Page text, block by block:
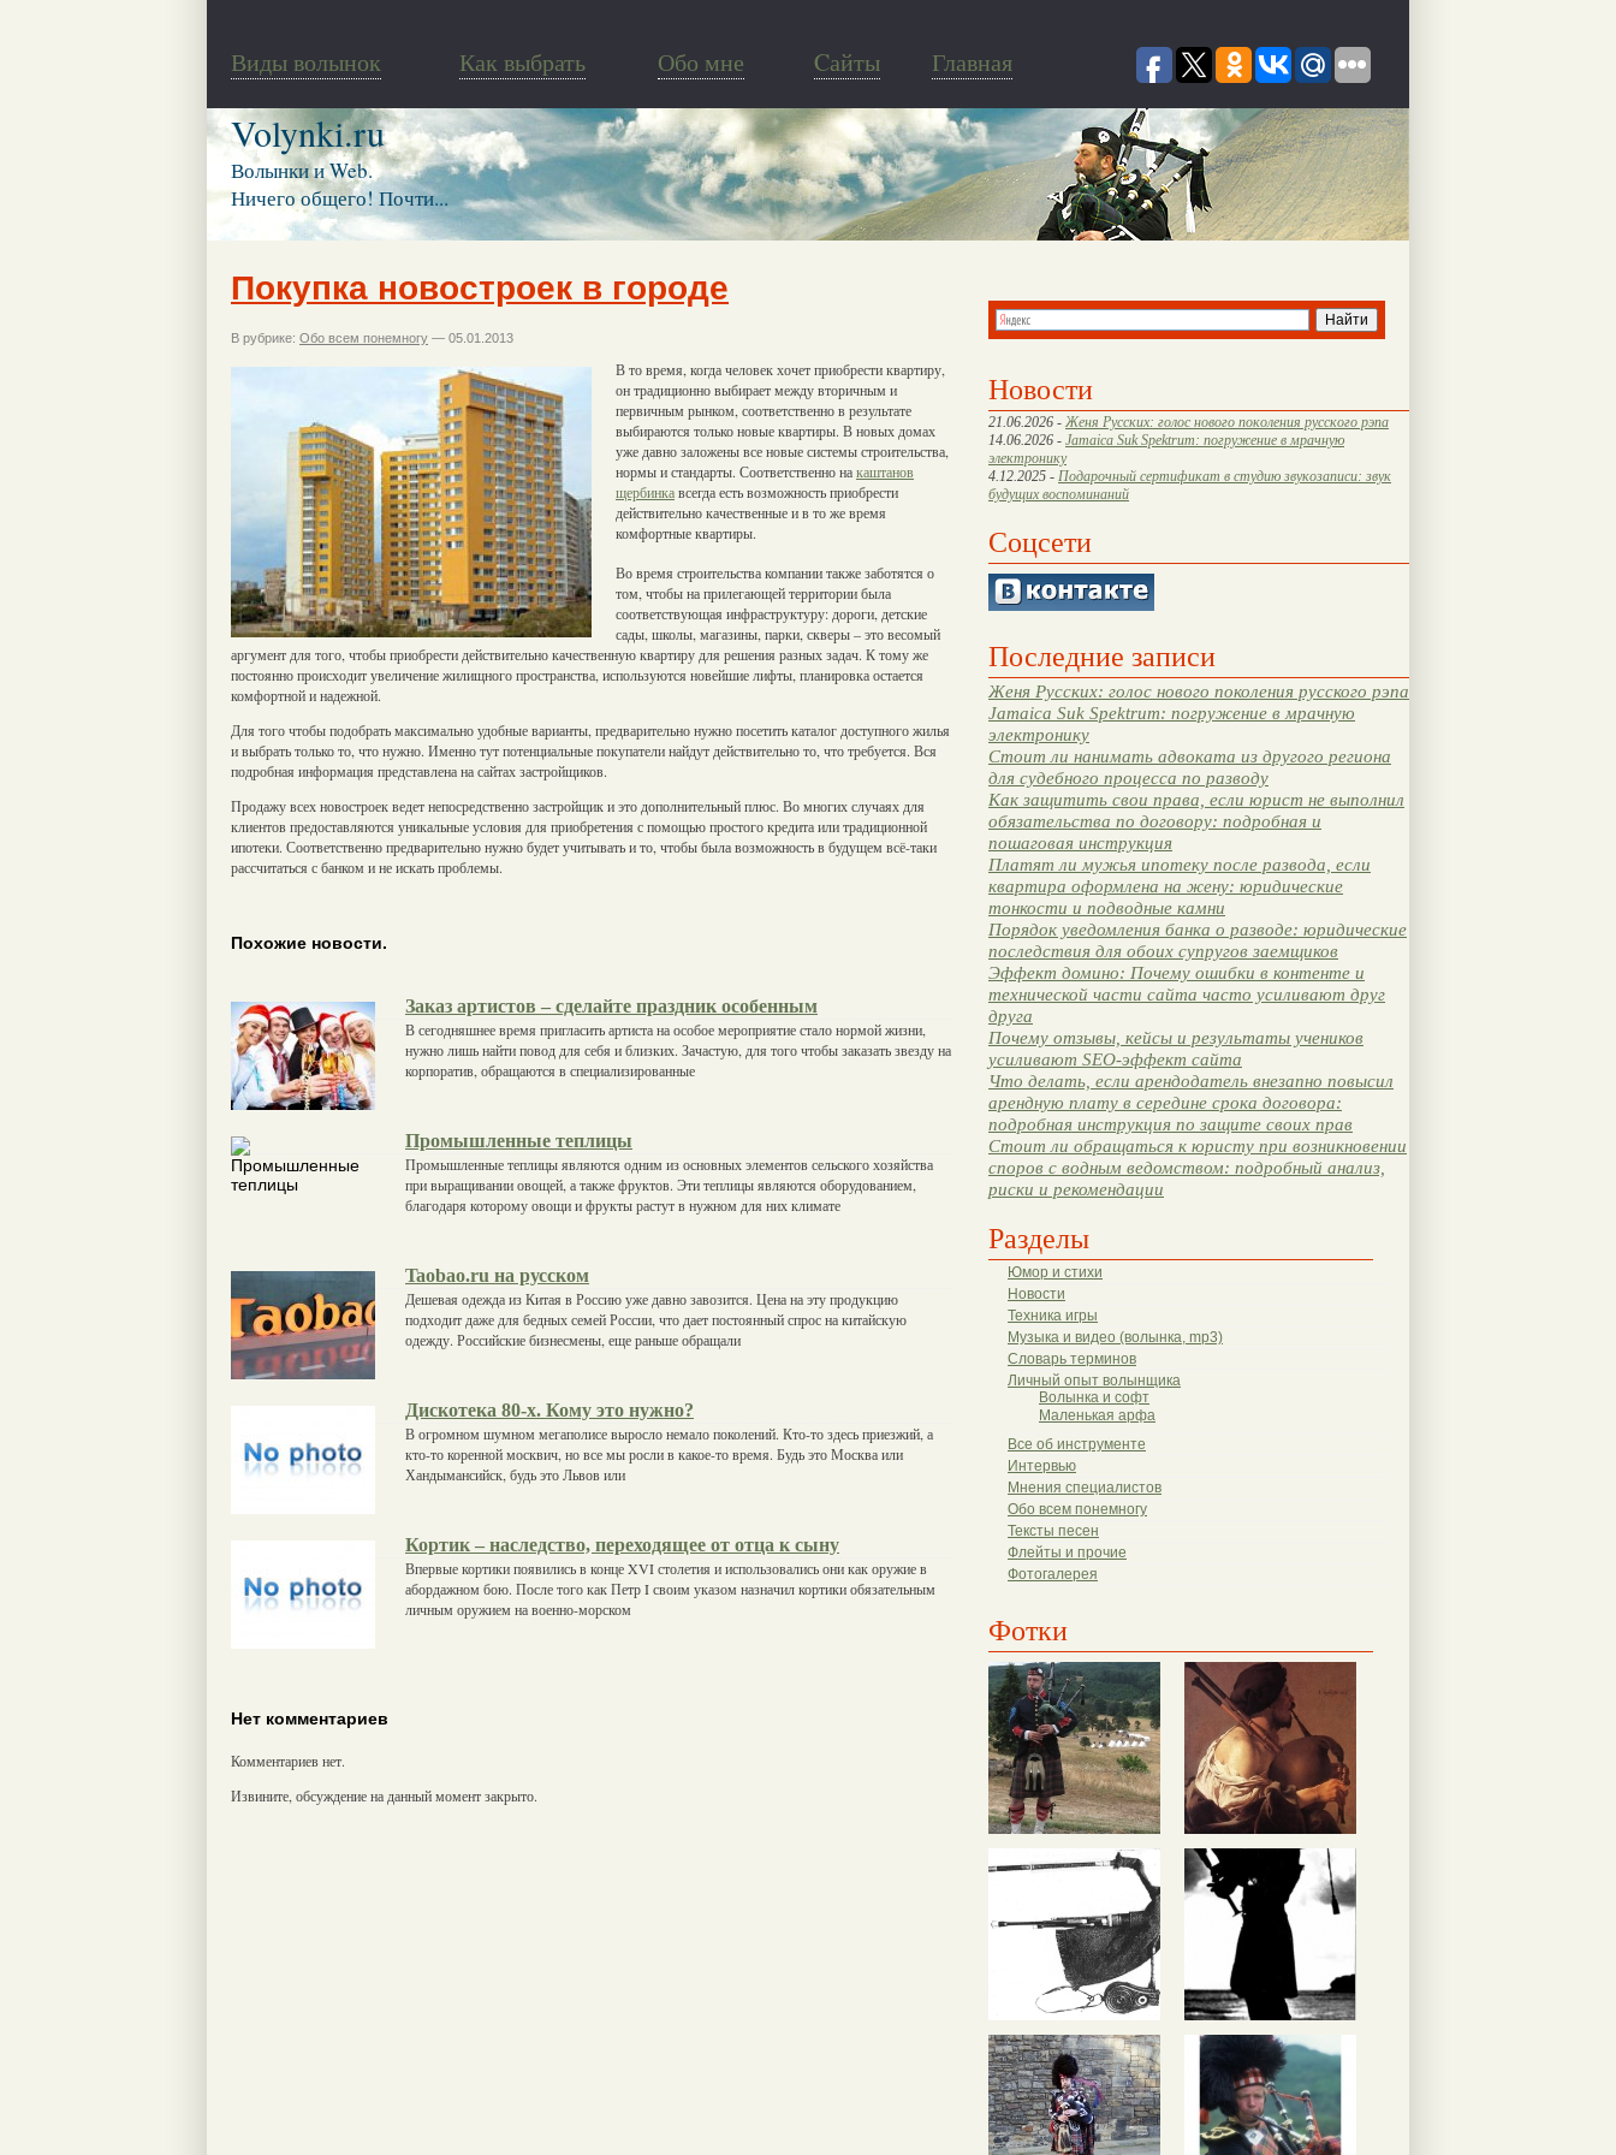
Виды волынок Как выбрать Обо мне Cайты Главная
Volynki.ru
Волынки и Web.
Ничего общего! Почти...
Новости
21.06.2026 - Женя Русских: голос нового поколения русского рэпа
14.06.2026 - Jamaica Suk Spektrum: погружение в мрачную
электронику
4.12.2025 - Подарочный сертификат в студию звукозаписи: звук
будущих воспоминаний
Соцсети
Последние записи
Женя Русских: голос нового поколения русского рэпа
Jamaica Suk Spektrum: погружение в мрачную
электронику
Стоит ли нанимать адвоката из другого региона
для судебного процесса по разводу
Как защитить свои права, если юрист не выполнил
обязательства по договору: подробная и
пошаговая инструкция
Платят ли мужья ипотеку после развода, если
квартира оформлена на жену: юридические
тонкости и подводные камни
Порядок уведомления банка о разводе: юридические
последствия для обоих супругов заемщиков
Эффект домино: Почему ошибки в контенте и
технической части сайта часто усиливают друг
друга
Почему отзывы, кейсы и результаты учеников
усиливают SEO-эффект сайта
Что делать, если арендодатель внезапно повысил
арендную плату в середине срока договора:
подробная инструкция по защите своих прав
Стоит ли обращаться к юристу при возникновении
споров с водным ведомством: подробный анализ,
риски и рекомендации
Разделы
Юмор и стихи
Новости
Техника игры
Музыка и видео (волынка, mp3)
Словарь терминов
Личный опыт волынщика
Волынка и софт
Маленькая арфа
Все об инструменте
Интервью
Мнения специалистов
Обо всем понемногу
Тексты песен
Флейты и прочие
Фотогалерея
Фотки
Покупка новостроек в городе
В рубрике: Обо всем понемногу — 05.01.2013
В то время, когда человек хочет приобрести квартиру,
он традиционно выбирает между вторичным и
первичным рынком, соответственно в результате
выбираются только новые квартиры. В новых домах
уже давно заложены все новые системы строительства,
нормы и стандарты. Соответственно накаштанов
щербинкавсегда есть возможность приобрести
действительно качественные и в то же время
комфортные квартиры.
Во время строительства компании также заботятся о
том, чтобы на прилегающей территории была
соответствующая инфраструктуру: дороги, детские
сады, школы, магазины, парки, скверы – это весомый
аргумент для того, чтобы приобрести действительно качественную квартиру для решения разных задач. К тому же
постоянно происходит увеличение жилищного пространства, используются новейшие лифты, планировка остается
комфортной и надежной.
Для того чтобы подобрать максимально удобные варианты, предварительно нужно посетить каталог доступного жилья
и выбрать только то, что нужно. Именно тут потенциальные покупатели найдут действительно то, что требуется. Вся
подробная информация представлена на сайтах застройщиков.
Продажу всех новостроек ведет непосредственно застройщик и это дополнительный плюс. Во многих случаях для
клиентов предоставляются уникальные условия для приобретения с помощью простого кредита или традиционной
ипотеки. Соответственно предварительно нужно будет учитывать и то, чтобы была возможность в будущем всё-таки
рассчитаться с банком и не искать проблемы.
Похожие новости.
Заказ артистов – сделайте праздник особенным
В сегодняшнее время пригласить артиста на особое мероприятие стало нормой жизни,
нужно лишь найти повод для себя и близких. Зачастую, для того чтобы заказать звезду на
корпоратив, обращаются в специализированные
Промышленные теплицы
Промышленные теплицы являются одним из основных элементов сельского хозяйства
при выращивании овощей, а также фруктов. Эти теплицы являются оборудованием,
благодаря которому овощи и фрукты растут в нужном для них климате
Taobao.ru на русском
Дешевая одежда из Китая в Россию уже давно завозится. Цена на эту продукцию
подходит даже для бедных семей России, что дает постоянный спрос на китайскую
одежду. Российские бизнесмены, еще раньше обращали
Дискотека 80-х. Кому это нужно?
В огромном шумном мегаполисе выросло немало поколений. Кто-то здесь приезжий, а
кто-то коренной москвич, но все мы росли в какое-то время. Будь это Москва или
Хандымансийск, будь это Львов или
Кортик – наследство, переходящее от отца к сыну
Впервые кортики появились в конце XVI столетия и использовались они как оружие в
абордажном бою. После того как Петр I своим указом назначил кортики обязательным
личным оружием на военно-морском
Нет комментариев
Комментариев нет.
Извините, обсуждение на данный момент закрыто.